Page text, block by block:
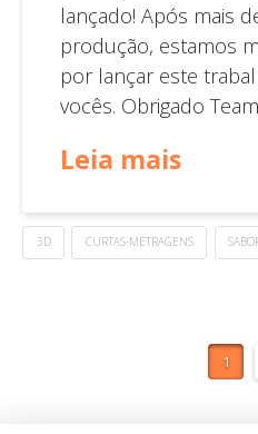
lançado! Após mais
produção, estamos
por lançar este
vocês. Obrigado
Leia mais
3D CURTAS-METRAGENS
1